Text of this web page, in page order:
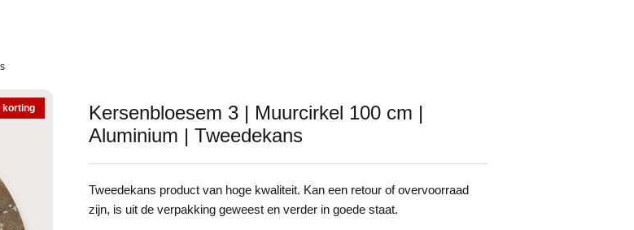
korting
Kersenbloesem 3 | Muurcirkel 100 cm |
Aluminium | Tweedekans
Tweedekans product van hoge kwaliteit. Kan een retour of overvoorraad
zijn, is uit de verpakking geweest en verder in goede staat.